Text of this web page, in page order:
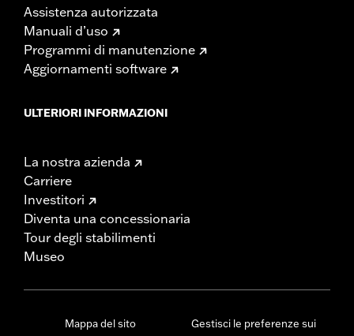
Assistenza autorizzata
Manuali d’uso
Programmi di manutenzione
Aggiornamenti software
ULTERIORI INFORMAZIONI
La nostra azienda
Carriere
Investitori
Diventa una concessionaria
Tour degli stabilimenti
Museo
Mappa del sito
Gestisci le preferenze sui